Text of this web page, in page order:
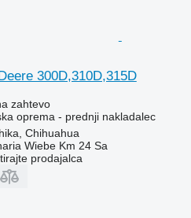
300D,310D,315D
zahtevo
oprema - prednji nakladalec
Chihuahua
Wiebe Km 24 Sa
prodajalca